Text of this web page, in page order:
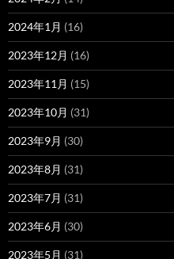
2024年1月 (16)
2023年12月 (16)
2023年11月 (15)
2023年10月 (31)
2023年9月 (30)
2023年8月 (31)
2023年7月 (31)
2023年6月 (30)
2023年5月 (31)